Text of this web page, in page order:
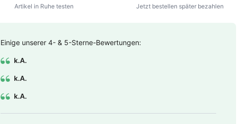
Artikel in Ruhe testen Jetzt bestellen später bezahlen
Einige unserer 4- & 5-Sterne-Bewertungen:
k.A.
k.A.
k.A.